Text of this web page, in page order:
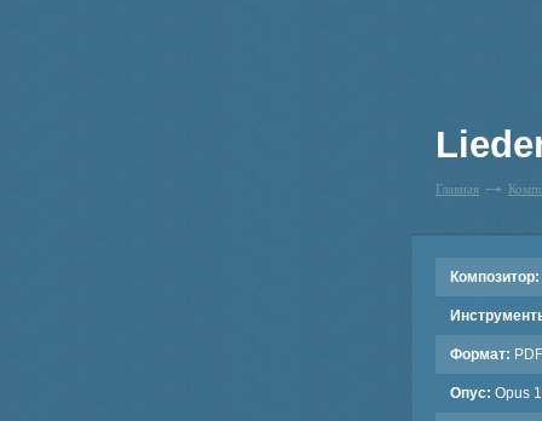
Главная
Композитор:
Формат: PDF
Опус: Opus